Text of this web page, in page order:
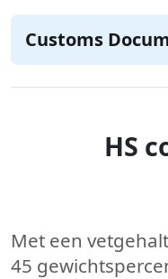
Customs
HS
Met een
45